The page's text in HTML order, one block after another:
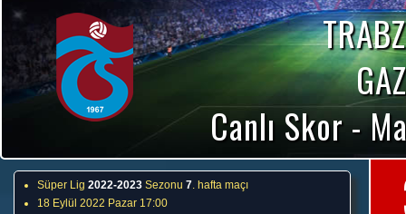
Canlı Skor -
Süper Lig 2022-2023 Sezonu 7. hafta maçı
18 Eylül 2022 Pazar 17:00